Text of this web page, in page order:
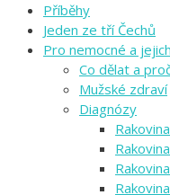
Příběhy
Jeden ze tří Čechů
Pro nemocné a
Co dělat a
Mužské zdraví
Diagnózy